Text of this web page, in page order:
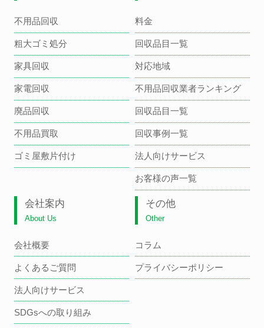
不用品回収
粗大ゴミ処分
家具回収
家電回収
廃品回収
不用品買取
ゴミ屋敷片付け
料金
回収品目一覧
対応地域
不用品回収業者ランキング
回収品目一覧
回収事例一覧
法人向けサービス
お客様の声一覧
会社案内
About Us
会社概要
よくあるご質問
法人向けサービス
SDGsへの取り組み
その他
Other
コラム
プライバシーポリシー